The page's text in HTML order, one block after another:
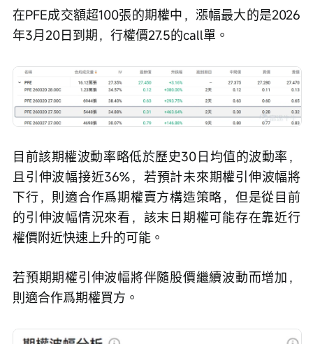
在PFE成交額超100張的期權中，漲幅最大的是2026
年3月20日到期，行權價27.5的call單。
目前該期權波動率略低於歷史30日均值的波動率，
且引伸波幅接近36%，若預計未來期權引伸波幅將
下行，則適合作爲期權賣方構造策略，但是從目前
的引伸波幅情況來看，該末日期權可能存在靠近行
權價附近快速上升的可能。
若預期期權引伸波幅將伴隨股價繼續波動而增加，
則適合作爲期權買方。